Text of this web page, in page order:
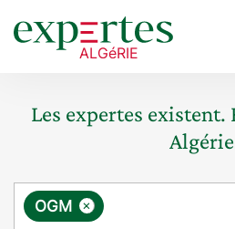
Les expertes existent.
R
×
OGM